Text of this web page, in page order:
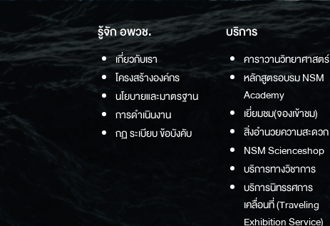
รู้จัก อพวช.
เกี่ยวกับเรา
โครงสร้างองค์กร
นโยบายและมาตรฐาน
การดำเนินงาน
กฏ ระเบียบ ข้อบังคับ
บริการ
คาราวานวิทยาศาสตร์
หลักสูตรอบรม NSM
Academy
เยี่ยมชม(จองเข้าชม)
สิ่งอำนวยความสะดวก
NSM Scienceshop
บริการทางวิชาการ
บริการนิทรรศการ
เคลื่อนที่ (Traveling
Exhibition Service)